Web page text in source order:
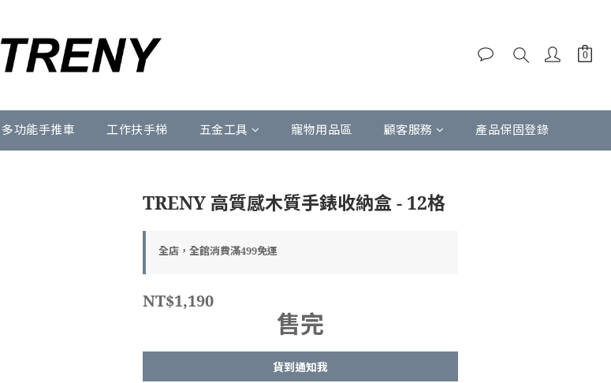
多功能手推車 工作扶手梯 五金工具 寵物用品區 顧客服務 產品保固登錄
TRENY 高質感木質手錶收納盒 - 12格
全店，全館消費滿499免運
NT$1,190
售完
貨到通知我